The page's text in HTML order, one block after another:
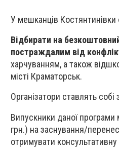
У мешканців Костянтинівки
Відбирати на
постраждалим від
харчуванням, а також
місті Краматорськ.
Організатори ставлять собі
Випускники даної програми
грн.) на заснування/
отримувати